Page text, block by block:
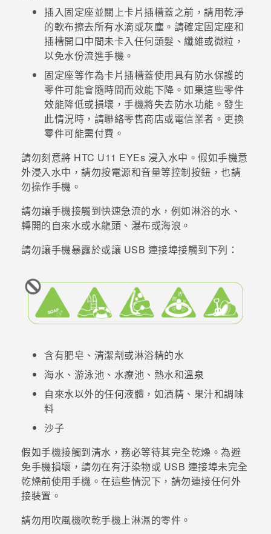
插入固定座並關上卡片插槽蓋之前，請用乾淨
的軟布擦去所有水滴或灰塵。請確定固定座和
插槽開口中間未卡入任何頭髮、纖維或微粒，
以免水份流進手機。
固定座等作為卡片插槽蓋使用具有防水保護的
零件可能會隨時間而效能下降。如果這些零件
效能降低或損壞，手機將失去防水功能。發生
此情況時，請聯絡零售商店或電信業者。更換
零件可能需付費。
請勿刻意將 HTC U11 EYEs 浸入水中。假如手機意
外浸入水中，請勿按電源和音量等控制按鈕，也請
勿操作手機。
請勿讓手機接觸到快速急流的水，例如淋浴的水、
轉開的自來水或水龍頭、瀑布或海浪。
請勿讓手機暴露於或讓 USB 連接埠接觸到下列：
含有肥皂、清潔劑或淋浴精的水
海水、游泳池、水療池、熱水和溫泉
自來水以外的任何液體，如酒精、果汁和調味
料
沙子
假如手機接觸到清水，務必等待其完全乾燥。為避
免手機損壞，請勿在有汙染物或 USB 連接埠未完全
乾燥前使用手機。在這些情況下，請勿連接任何外
接裝置。
請勿用吹風機吹乾手機上淋濕的零件。